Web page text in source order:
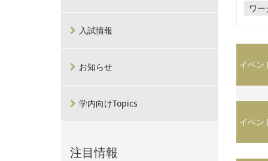
ワ
イベン
イベン
入試情報
お知らせ
学内向けTopics
注目情報